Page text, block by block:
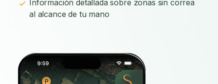
Información detallada sobre zonas sin correa
al alcance de tu mano